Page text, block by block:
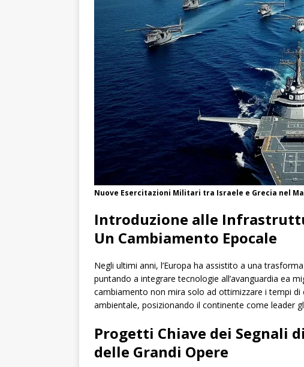
Nuove Esercitazioni Militari tra Israele e Grecia nel
Introduzione alle
Un Cambiamento Epocale
Negli ultimi anni, l’Europa ha assistito a una
puntando a integrare tecnologie all’avanguardia ea
cambiamento non mira solo ad ottimizzare i tempi di
ambientale, posizionando il continente come leader
Progetti Chiave dei Segnali
delle Grandi Opere